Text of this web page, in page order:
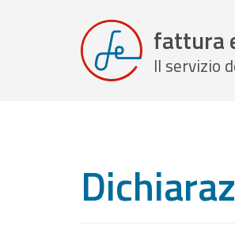
fattura
Il servizio